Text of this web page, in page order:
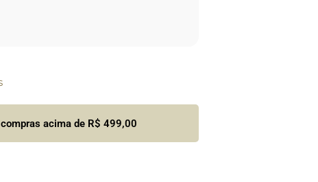
acima de R$ 499,00